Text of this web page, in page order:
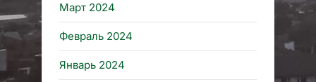
Март 2024
Февраль 2024
Январь 2024